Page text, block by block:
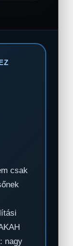
csak
nagy